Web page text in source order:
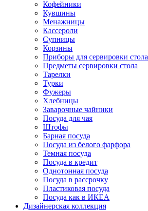
Кофейники
Кувшины
Менажницы
Кассероли
Супницы
Корзины
Приборы для сервировки стола
Предметы сервировки стола
Тарелки
Турки
Фужеры
Хлебницы
Заварочные чайники
Посуда для чая
Штофы
Барная посуда
Посуда из белого фарфора
Темная посуда
Посуда в кредит
Однотонная посуда
Посуда в рассрочку
Пластиковая посуда
Посуда как в ИКЕА
Дизайнерская коллекция